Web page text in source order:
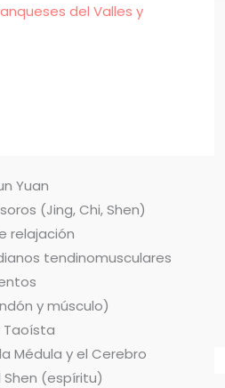
del Valles y
Yuan
(Jing, Chi, Shen)
relajación
tendinomusculares
y músculo)
Taoísta
Médula y el Cerebro
Shen (espíritu)